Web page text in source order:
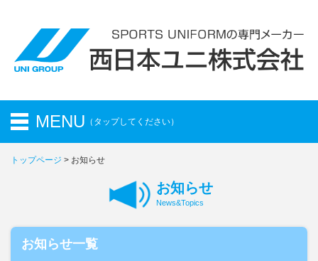
MENU （タップしてください）
トップページ
会社概要
トップページ > お知らせ
お知らせ
News&Topics
お知らせ一覧